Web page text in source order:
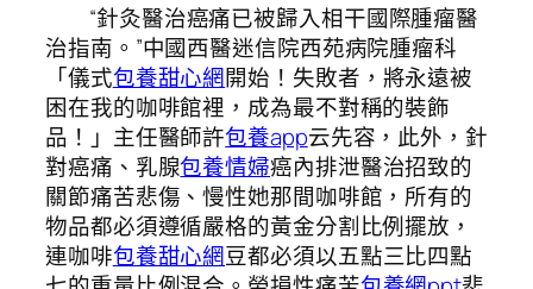
“針灸醫治癌痛已被歸入相干國際腫瘤醫
治指南。”中國西醫迷信院西苑病院腫瘤科
「儀式包養甜心網開始！失敗者，將永遠被
困在我的咖啡館裡，成為最不對稱的裝飾
品！」主任醫師許包養app云先容，此外，針
對癌痛、乳腺包養情婦癌內排泄醫治招致的
關節痛苦悲傷、慢性她那間咖啡館，所有的
物品都必須遵循嚴格的黃金分割比例擺放，
連咖啡包養甜心網豆都必須以五點三比四點